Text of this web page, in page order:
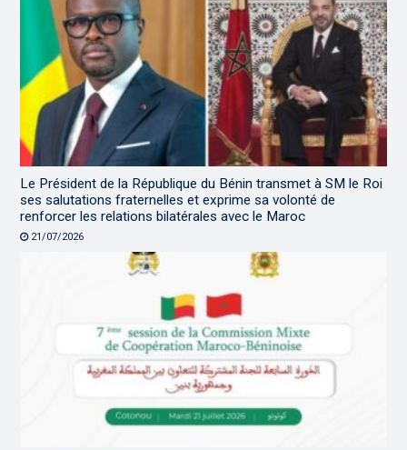
Le Président de la République du Bénin transmet à SM le Roi
ses salutations fraternelles et exprime sa volonté de
renforcer les relations bilatérales avec le Maroc
21/07/2026